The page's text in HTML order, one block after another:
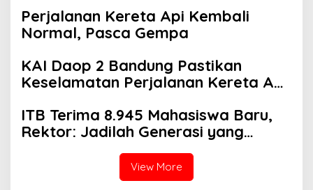
Perjalanan Kereta Api Kembali
Normal, Pasca Gempa
KAI Daop 2 Bandung Pastikan
Keselamatan Perjalanan Kereta Api
Pemeriksaan Jalur Masih
Berlangsung
ITB Terima 8.945 Mahasiswa Baru,
Rektor: Jadilah Generasi yang
Bermanfaat Bagi Zaman
View More